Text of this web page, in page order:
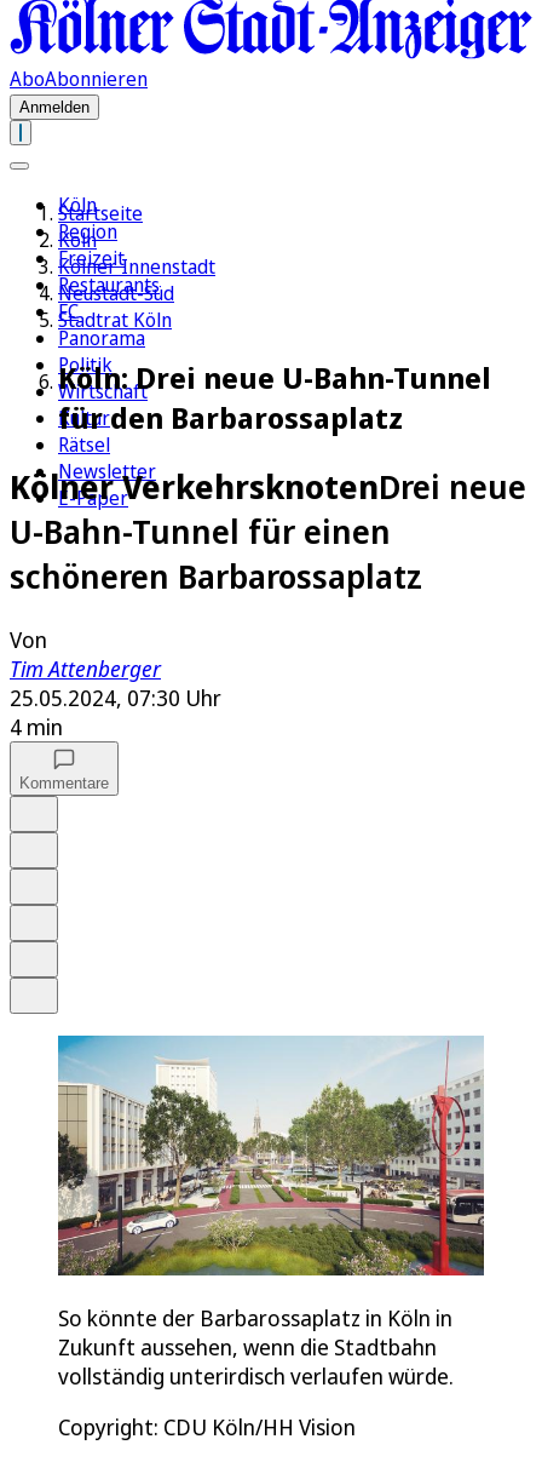
AboAbonnieren
Anmelden
Köln
Region
Freizeit
Restaurants
FC
Panorama
Politik
Wirtschaft
Kultur
Rätsel
Newsletter
E-Paper
Startseite
Köln
Kölner Innenstadt
Neustadt-Süd
Stadtrat Köln
Köln: Drei neue U-Bahn-Tunnel
für den Barbarossaplatz
Kölner VerkehrsknotenDrei neue
U-Bahn-Tunnel für einen
schöneren Barbarossaplatz
Von
Tim Attenberger
25.05.2024, 07:30 Uhr
4 min
Kommentare
So könnte der Barbarossaplatz in Köln in
Zukunft aussehen, wenn die Stadtbahn
vollständig unterirdisch verlaufen würde.
Copyright: CDU Köln/HH Vision